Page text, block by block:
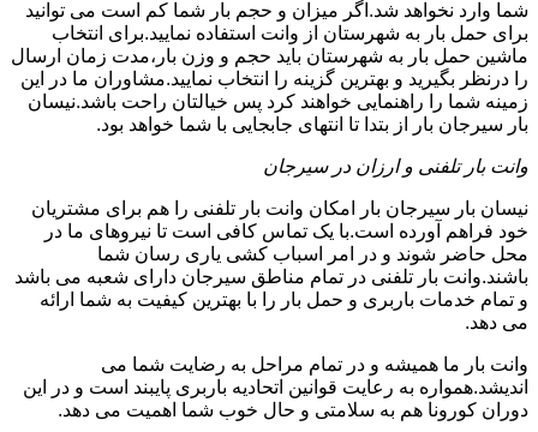
شما وارد نخواهد شد.اگر میزان و حجم بار شما کم است می توانید
برای حمل بار به شهرستان از وانت استفاده نمایید.برای انتخاب
ماشین حمل بار به شهرستان باید حجم و وزن بار،مدت زمان ارسال
را درنظر بگیرید و بهترین گزینه را انتخاب نمایید.مشاوران ما در این
زمینه شما را راهنمایی خواهند کرد پس خیالتان راحت باشد.نیسان
بار سیرجان بار از بتدا تا انتهای جابجایی با شما خواهد بود.
وانت بار تلفنی و ارزان در سیرجان
نیسان بار سیرجان بار امکان وانت بار تلفنی را هم برای مشتریان
خود فراهم آورده است.با یک تماس کافی است تا نیروهای ما در
محل حاضر شوند و در امر اسباب کشی یاری رسان شما
باشند.وانت بار تلفنی در تمام مناطق سیرجان دارای شعبه می باشد
و تمام خدمات باربری و حمل بار را با بهترین کیفیت به شما ارائه
می دهد.
وانت بار ما همیشه و در تمام مراحل به رضایت شما می
اندیشد.همواره به رعایت قوانین اتحادیه باربری پایبند است و در این
دوران کورونا هم به سلامتی و حال خوب شما اهمیت می دهد.